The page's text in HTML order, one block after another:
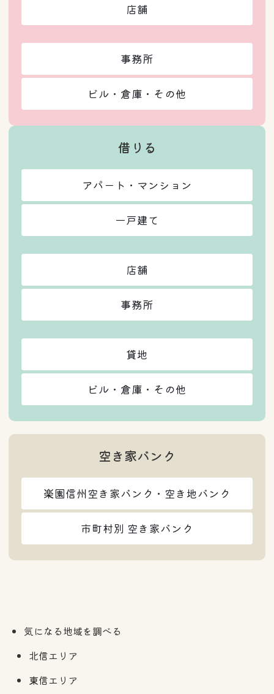
店舗
事務所
ビル・倉庫・その他
借りる
アパート・マンション
一戸建て
店舗
事務所
貸地
ビル・倉庫・その他
空き家バンク
楽園信州空き家バンク・空き地バンク
市町村別 空き家バンク
気になる地域を調べる
北信エリア
東信エリア